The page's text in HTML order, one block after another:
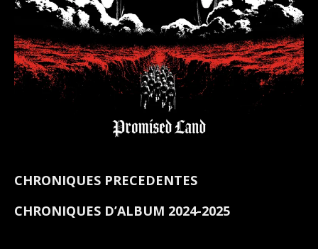
CHRONIQUES PRECEDENTES
CHRONIQUES D’ALBUM 2024-2025